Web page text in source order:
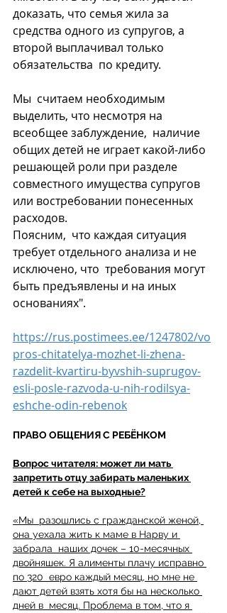
доказать, что семья жила за
средства одного из супругов, а
второй выплачивал только
обязательства  по кредиту.
Мы  считаем необходимым
выделить, что несмотря на
всеобщее заблуждение,  наличие
общих детей не играет какой-либо
решающей роли при разделе
совместного имущества супругов
или востребовании понесенных
расходов.
Поясним,  что каждая ситуация
требует отдельного анализа и не
исключено, что  требования могут
быть предъявлены и на иных
основаниях".
https://rus.postimees.ee/1247802/vo
pros-chitatelya-mozhet-li-zhena-
razdelit-kvartiru-byvshih-suprugov-
esli-posle-razvoda-u-nih-rodilsya-
eshche-odin-rebenok
ПРАВО ОБЩЕНИЯ С РЕБЁНКОМ
Вопрос читателя: может ли мать
запретить отцу забирать маленьких
детей к себе на выходные?
«Мы  разошлись с гражданской женой,
она уехала жить к маме в Нарву и
забрала  наших дочек – 10-месячных
двойняшек. Я алименты плачу исправно
по 320  евро каждый месяц, но мне не
дают детей взять хотя бы на несколько
дней в  месяц. Проблема в том, что я